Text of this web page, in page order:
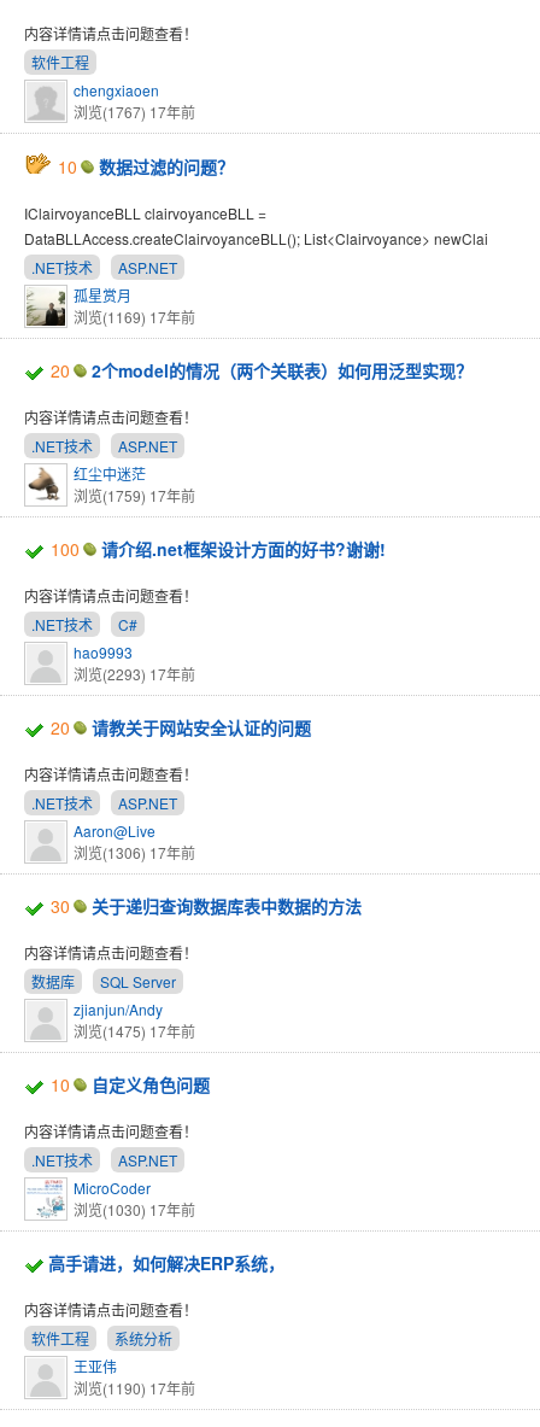
内容详情请点击问题查看！
软件工程
chengxiaoen
浏览(1767) 17年前
10 数据过滤的问题？
IClairvoyanceBLL clairvoyanceBLL =
DataBLLAccess.createClairvoyanceBLL(); List<Clairvoyance> newClai
.NET技术
ASP.NET
孤星赏月
浏览(1169) 17年前
20 2个model的情况（两个关联表）如何用泛型实现？
内容详情请点击问题查看！
.NET技术
ASP.NET
红尘中迷茫
浏览(1759) 17年前
100 请介绍.net框架设计方面的好书?谢谢!
内容详情请点击问题查看！
.NET技术
C#
hao9993
浏览(2293) 17年前
20 请教关于网站安全认证的问题
内容详情请点击问题查看！
.NET技术
ASP.NET
Aaron@Live
浏览(1306) 17年前
30 关于递归查询数据库表中数据的方法
内容详情请点击问题查看！
数据库
SQL Server
zjianjun/Andy
浏览(1475) 17年前
10 自定义角色问题
内容详情请点击问题查看！
.NET技术
ASP.NET
MicroCoder
浏览(1030) 17年前
高手请进，如何解决ERP系统，
内容详情请点击问题查看！
软件工程
系统分析
王亚伟
浏览(1190) 17年前